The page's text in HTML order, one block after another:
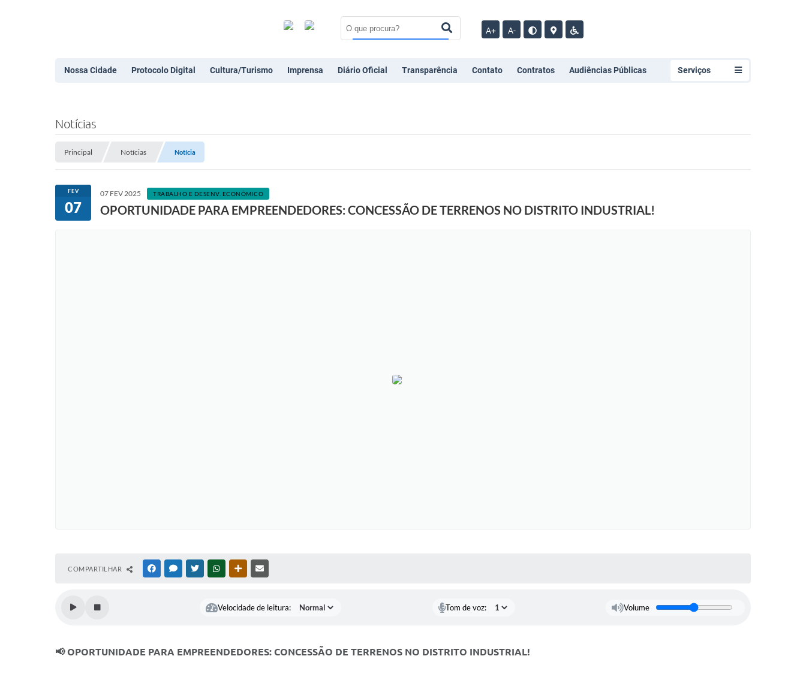
A+ A-
Nossa Cidade Protocolo Digital Cultura/Turismo Imprensa Diário Oficial Transparência Contato Contratos Audiências Públicas Serviços
Notícias
Principal Notícias Notícia
FEV
07
07 FEV 2025 TRABALHO E DESENV. ECONÔMICO
OPORTUNIDADE PARA EMPREENDEDORES: CONCESSÃO DE TERRENOS NO DISTRITO INDUSTRIAL!
COMPARTILHAR FACEBOOKMESSENGER
TWITTERWHATSAPPOUTRAS MÍDIAS
Velocidade de leitura: Tom de voz: Volume
📢 OPORTUNIDADE PARA EMPREENDEDORES: CONCESSÃO DE TERRENOS NO DISTRITO INDUSTRIAL!